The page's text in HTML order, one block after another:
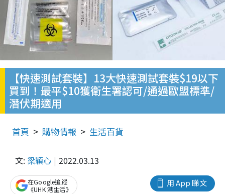
【快速測試套裝】13大快速測試套裝$19以下
買到！最平$10獲衛生署認可/通過歐盟標準/
潛伏期適用
首頁 購物情報 生活百貨
文: 梁穎心 2022.03.13
用 App 睇文
在Google追蹤
《UHK 港生活》